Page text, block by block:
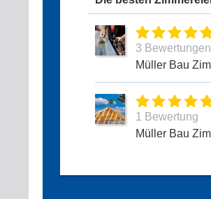
3 Bewertungen
1 Bewertung